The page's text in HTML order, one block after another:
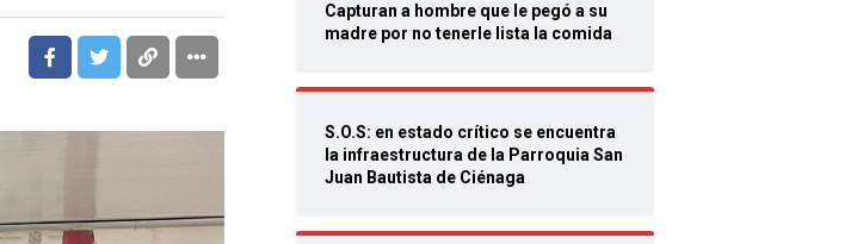
Capturan a hombre que le pegó a su
madre por no tenerle lista la comida
S.O.S: en estado crítico se encuentra
la infraestructura de la Parroquia San
Juan Bautista de Ciénaga